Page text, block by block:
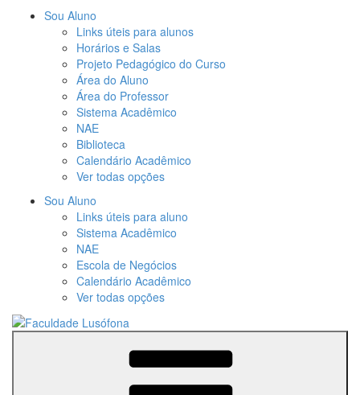
Sou Aluno
Links úteis para alunos
Horários e Salas
Projeto Pedagógico do Curso
Área do Aluno
Área do Professor
Sistema Acadêmico
NAE
Biblioteca
Calendário Acadêmico
Ver todas opções
Sou Aluno
Links úteis para aluno
Sistema Acadêmico
NAE
Escola de Negócios
Calendário Acadêmico
Ver todas opções